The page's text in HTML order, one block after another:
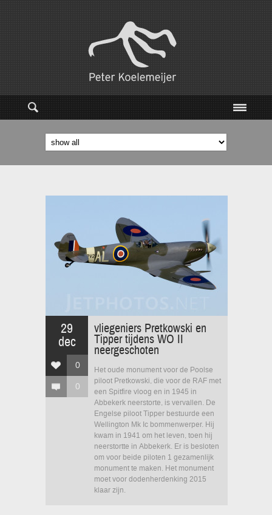
29
dec
0
0
vliegeniers Pretkowski en
Tipper tijdens WO II
neergeschoten
Het oude monument voor de Poolse
piloot Pretkowski, die voor de RAF met
een Spitfire vloog en in 1945 in
Abbekerk neerstorte, is vervallen. De
Engelse piloot Tipper bestuurde een
Wellington Mk Ic bommenwerper. Hij
kwam in 1941 om het leven, toen hij
neerstortte in Abbekerk. Er is besloten
om voor beide piloten 1 gezamenlijk
monument te maken. Het monument
moet voor dodenherdenking 2015
klaar zijn.